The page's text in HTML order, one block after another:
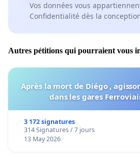
Vos données vous
Confidentialité dès la
Autres pétitions qui pourraient vous
Après la mort de Diégo ,
dans les gares
3 172 signatures
314 Signatures / 7 jours
13 May 2026